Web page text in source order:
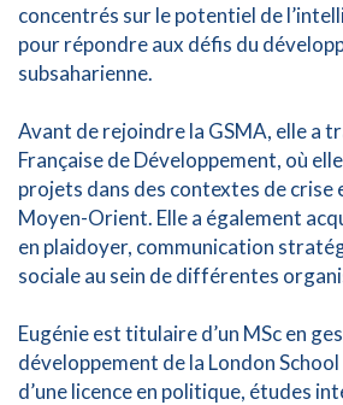
concentrés sur le potentiel de
pour répondre aux défis du
subsaharienne.
Avant de rejoindre la GSMA, elle a
Française de Développement, où
projets dans des contextes de crise
Moyen-Orient. Elle a également
en plaidoyer, communication
sociale au sein de différentes
Eugénie est titulaire d’un MSc en
développement de la London
d’une licence en politique, études